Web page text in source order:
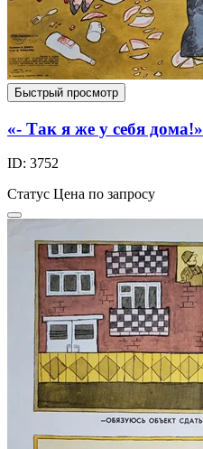
Быстрый просмотр
«- Так я же у себя дома!»
ID: 3752
Статус Цена по запросу